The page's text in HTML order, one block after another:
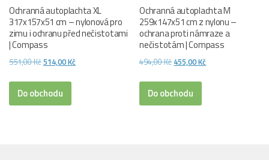
Ochranná autoplachta XL
317x157x51 cm – nylonová pro
zimu i ochranu před nečistotami
| Compass
551,00KčPůvodní
byla:
551,00 Kč.
514,00KčAktuální
Do obchodu
Ochranná autoplachta M
259x147x51 cm z nylonu –
ochrana proti námraze a
nečistotám | Compass
494,00KčPůvodní
byla:
494,00 Kč.
455,00KčAktuální
Do obchodu